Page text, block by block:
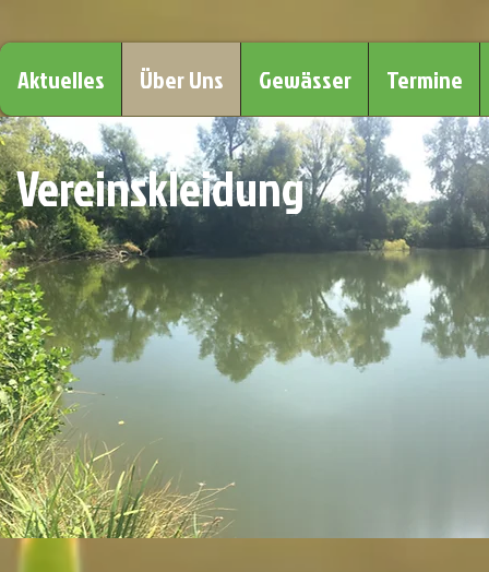
Aktuelles Über Uns Gewässer Termine
Vereinskleidung